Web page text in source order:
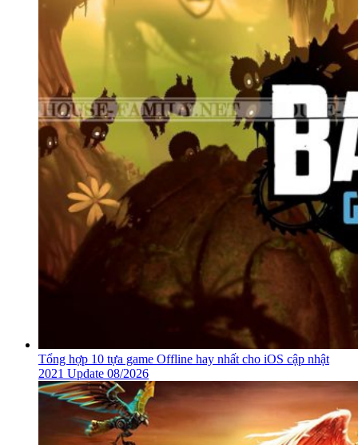
Tổng hợp 10 tựa game Offline hay nhất cho iOS cập nhật
2021 Update 08/2026